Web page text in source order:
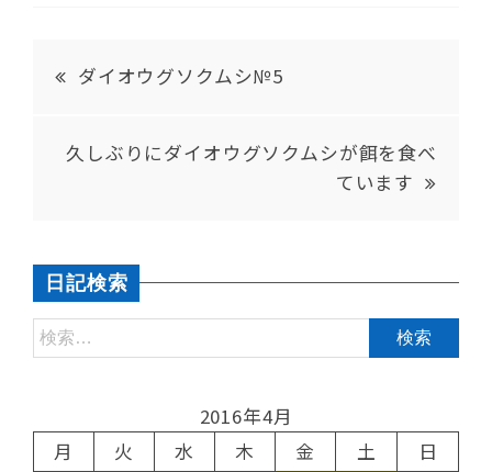
ダイオウグソクムシ№5
久しぶりにダイオウグソクムシが餌を食べ
ています
日記検索
2016年4月
月
火 水 木 金 土
日